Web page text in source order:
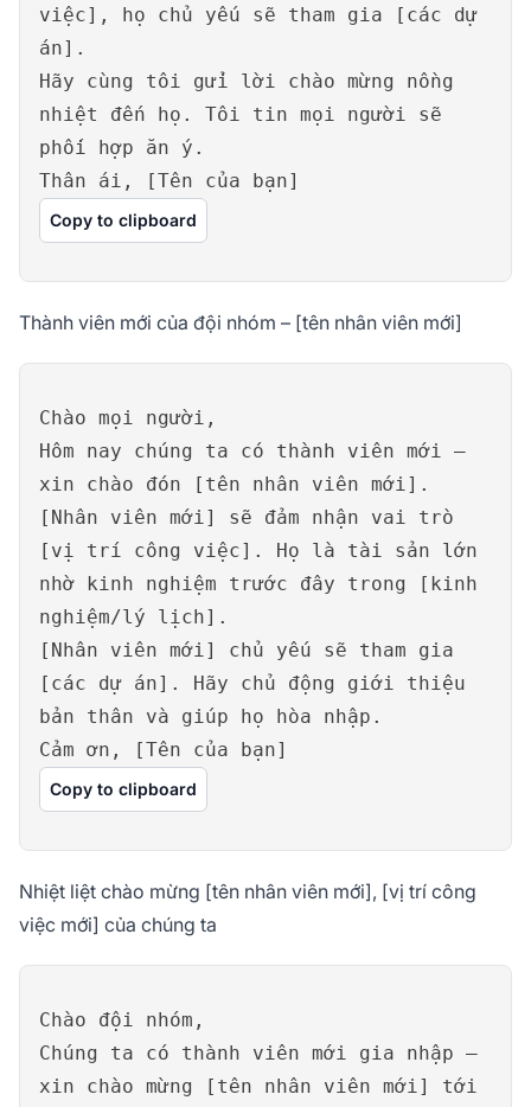
việc], họ chủ yếu sẽ tham gia [các dự
án].
Hãy cùng tôi gửi lời chào mừng nồng
nhiệt đến họ. Tôi tin mọi người sẽ
phối hợp ăn ý.
Thân ái, [Tên của bạn]
Copy to clipboard
Thành viên mới của đội nhóm – [tên nhân viên mới]
Chào mọi người,
Hôm nay chúng ta có thành viên mới –
xin chào đón [tên nhân viên mới].
[Nhân viên mới] sẽ đảm nhận vai trò
[vị trí công việc]. Họ là tài sản lớn
nhờ kinh nghiệm trước đây trong [kinh
nghiệm/lý lịch].
[Nhân viên mới] chủ yếu sẽ tham gia
[các dự án]. Hãy chủ động giới thiệu
bản thân và giúp họ hòa nhập.
Cảm ơn, [Tên của bạn]
Copy to clipboard
Nhiệt liệt chào mừng [tên nhân viên mới], [vị trí công
việc mới] của chúng ta
Chào đội nhóm,
Chúng ta có thành viên mới gia nhập –
xin chào mừng [tên nhân viên mới] tới